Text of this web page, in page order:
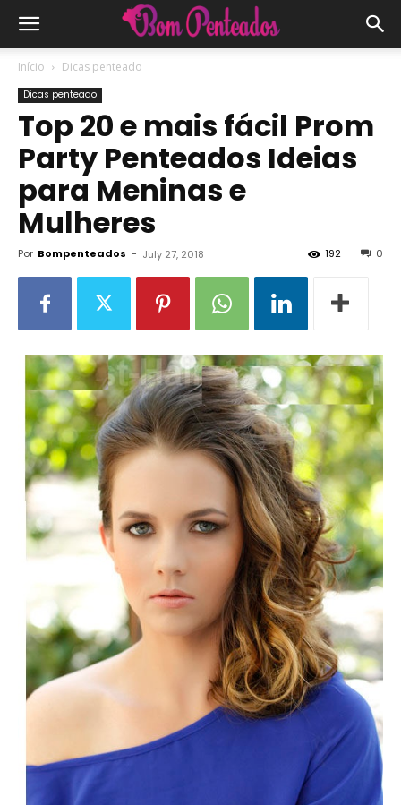
Início Dicas penteado
Dicas penteado
Top 20 e mais fácil Prom
Party Penteados Ideias
para Meninas e
Mulheres
Por Bompenteados - July 27, 2018 0
192